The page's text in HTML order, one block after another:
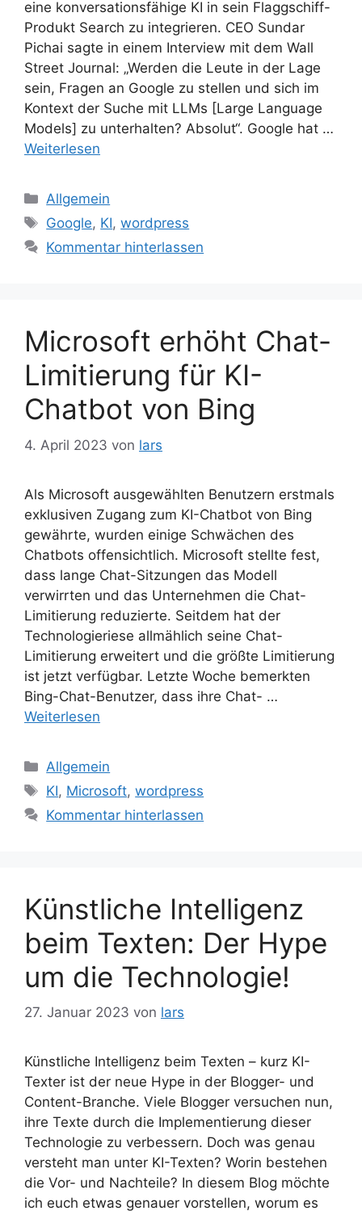
eine konversationsfähige KI in sein Flaggschiff-
Produkt Search zu integrieren. CEO Sundar
Pichai sagte in einem Interview mit dem Wall
Street Journal: „Werden die Leute in der Lage
sein, Fragen an Google zu stellen und sich im
Kontext der Suche mit LLMs [Large Language
Models] zu unterhalten? Absolut“. Google hat …
Weiterlesen
Kategorien
Allgemein
Schlagwörter
Google, KI,wordpress
Kommentar hinterlassen
Microsoft erhöht Chat-
Limitierung für KI-
Chatbot von Bing
4. April 2023 von lars
Als Microsoft ausgewählten Benutzern erstmals
exklusiven Zugang zum KI-Chatbot von Bing
gewährte, wurden einige Schwächen des
Chatbots offensichtlich. Microsoft stellte fest,
dass lange Chat-Sitzungen das Modell
verwirrten und das Unternehmen die Chat-
Limitierung reduzierte. Seitdem hat der
Technologieriese allmählich seine Chat-
Limitierung erweitert und die größte Limitierung
ist jetzt verfügbar. Letzte Woche bemerkten
Bing-Chat-Benutzer, dass ihre Chat- …
Weiterlesen
Kategorien
Allgemein
Schlagwörter
KI, Microsoft,wordpress
Kommentar hinterlassen
Künstliche Intelligenz
beim Texten: Der Hype
um die Technologie!
27. Januar 2023 von lars
Künstliche Intelligenz beim Texten – kurz KI-
Texter ist der neue Hype in der Blogger- und
Content-Branche. Viele Blogger versuchen nun,
ihre Texte durch die Implementierung dieser
Technologie zu verbessern. Doch was genau
versteht man unter KI-Texten? Worin bestehen
die Vor- und Nachteile? In diesem Blog möchte
ich euch etwas genauer vorstellen, worum es